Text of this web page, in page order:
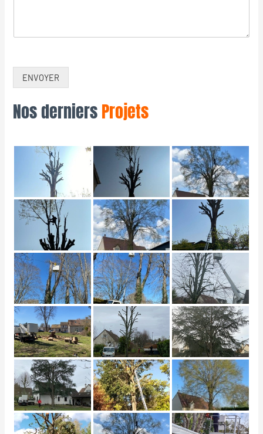
ENVOYER
Nos derniersProjets